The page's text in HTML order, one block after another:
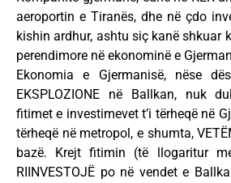
aeroportin e Tiranës, dhe në çdo
kishin ardhur, ashtu siç kanë shkuar
perendimore në ekonominë e
Ekonomia e Gjermanisë, nëse
EKSPLOZIONE në Ballkan, nuk
fitimet e investimevet t’i tërheqë në
tërheqë në metropol, e shumta,
bazë. Krejt fitimin (të llogaritur
RIINVESTOJË po në vendet e